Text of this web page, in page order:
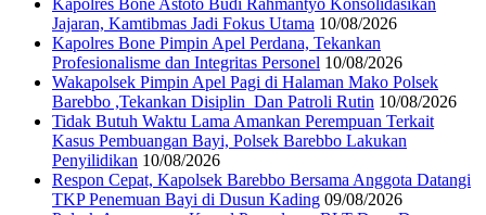
Kapolres Bone Astoto Budi Rahmantyo Konsolidasikan
Jajaran, Kamtibmas Jadi Fokus Utama 10/08/2026
Kapolres Bone Pimpin Apel Perdana, Tekankan
Profesionalisme dan Integritas Personel 10/08/2026
Wakapolsek Pimpin Apel Pagi di Halaman Mako Polsek
Barebbo ,Tekankan Disiplin Dan Patroli Rutin 10/08/2026
Tidak Butuh Waktu Lama Amankan Perempuan Terkait
Kasus Pembuangan Bayi, Polsek Barebbo Lakukan
Penyilidikan 10/08/2026
Respon Cepat, Kapolsek Barebbo Bersama Anggota Datangi
TKP Penemuan Bayi di Dusun Kading 09/08/2026